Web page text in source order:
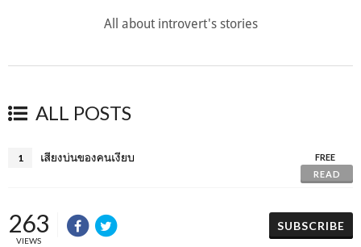
All about introvert's stories
ALL POSTS
1 เสียงบ่นของคนเงียบ
FREE
READ
263
VIEWS
SUBSCRIBE